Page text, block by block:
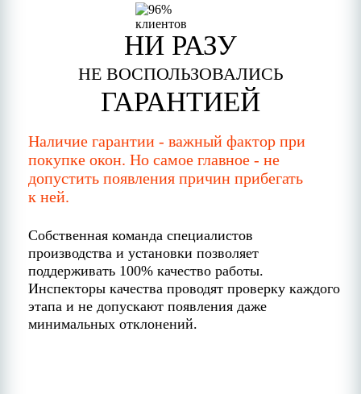
НИ РАЗУ
НЕ ВОСПОЛЬЗОВАЛИСЬ
ГАРАНТИЕЙ
Наличие гарантии - важный фактор при
покупке окон. Но самое главное - не
допустить появления причин прибегать
к ней.
Собственная команда специалистов
производства и установки позволяет
поддерживать 100% качество работы.
Инспекторы качества проводят проверку каждого
этапа и не допускают появления даже
минимальных отклонений.